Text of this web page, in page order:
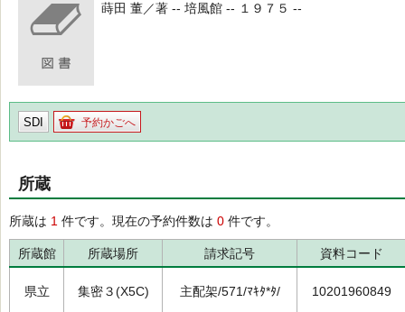
蒔田 董／著 -- 培風館 -- １９７５ --
SDI 予約かごへ
所蔵
所蔵は 1 件です。現在の予約件数は 0 件です。
所蔵館 所蔵場所 請求記号 資料コード
県立 集密３(X5C) 主配架/571/ﾏｷﾀ*ﾀ/ 10201960849